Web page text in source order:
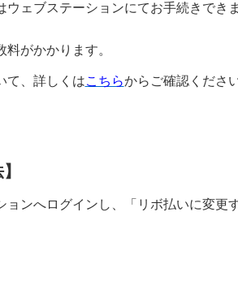
ウェブステーションにてお手続きできま
がかかります。
、詳しくはこちらからご確認ください
ョンへログインし、「リボ払いに変更